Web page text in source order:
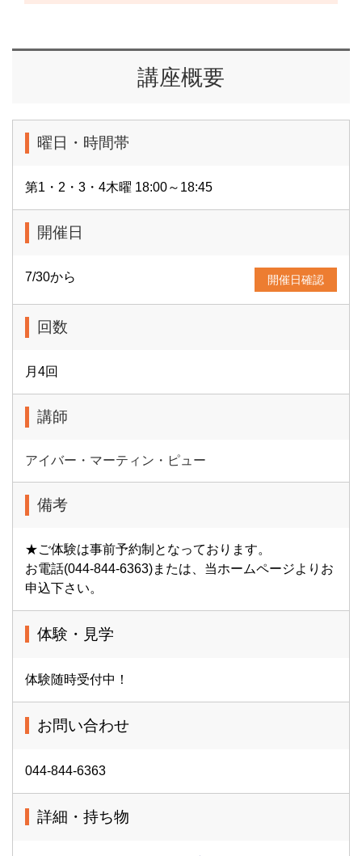
講座概要
曜日・時間帯
第1・2・3・4木曜 18:00～18:45
開催日
7/30から 開催日確認
回数
月4回
講師
アイバー・マーティン・ピュー
備考
★ご体験は事前予約制となっております。
お電話(044-844-6363)または、当ホームページよりお
申込下さい。
体験・見学
体験随時受付中！
お問い合わせ
044-844-6363
詳細・持ち物